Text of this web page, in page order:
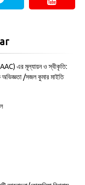
এর মূল্যায়ন ও স্বীকৃতি:
/সজল কুমার মাইতি